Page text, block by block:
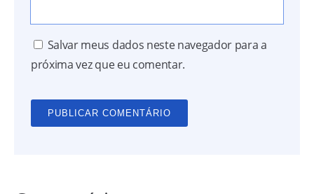
Salvar meus dados neste navegador para a
próxima vez que eu comentar.